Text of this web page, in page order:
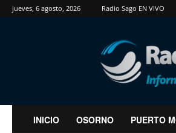
jueves, 6 agosto, 2026 Radio Sago EN VIVO
RadioSago
INICIO OSORNO PUERTO